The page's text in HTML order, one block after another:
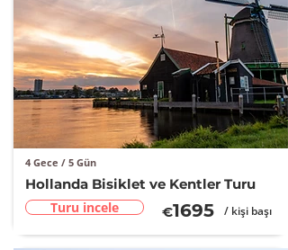
4 Gece / 5 Gün
Hollanda Bisiklet ve Kentler Turu
Turu incele
€1695 / kişi başı